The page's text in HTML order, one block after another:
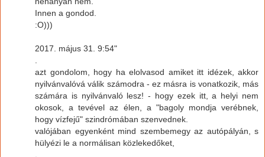
Innen a gondod.
:O)))
2017. május 31. 9:54"
azt gondolom, hogy ha elolvasod amiket itt idézek, akkor
nyilvánvalóvá válik számodra - ez másra is vonatkozik, más
számára is nyilvánvaló lesz! - hogy ezek itt, a helyi nem
okosok, a tevével az élen, a "bagoly mondja verébnek,
hogy vízfejű" szindrómában szenvednek.
valójában egyenként mind szembemegy az autópályán, s
hülyézi le a normálisan közlekedőket,